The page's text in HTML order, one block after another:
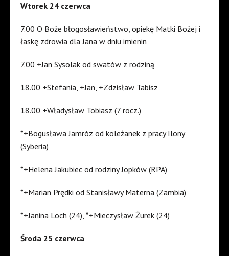
Wtorek 24 czerwca
7.00 O Boże błogosławieństwo, opiekę Matki Bożej i
łaskę zdrowia dla Jana w dniu imienin
7.00 +Jan Sysolak od swatów z rodziną
18.00 +Stefania, +Jan, +Zdzisław Tabisz
18.00 +Władysław Tobiasz (7 rocz.)
*+Bogusława Jamróz od koleżanek z pracy Ilony
(Syberia)
*+Helena Jakubiec od rodziny Jopków (RPA)
*+Marian Prędki od Stanisławy Materna (Zambia)
*+Janina Loch (24), *+Mieczysław Żurek (24)
Środa 25 czerwca